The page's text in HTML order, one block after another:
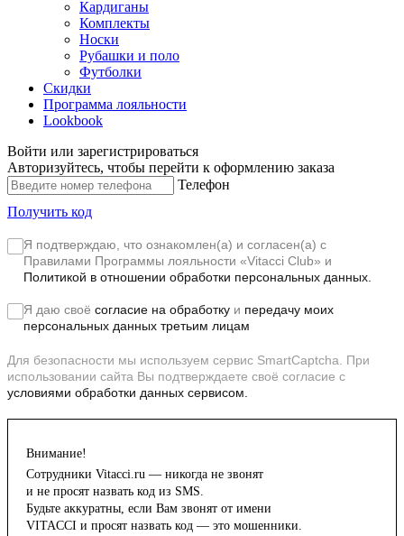
Кардиганы
Комплекты
Носки
Рубашки и поло
Футболки
Скидки
Программа лояльности
Lookbook
Войти или зарегистрироваться
Авторизуйтесь, чтобы перейти к оформлению заказа
Телефон
Получить код
Я подтверждаю, что ознакомлен(а) и согласен(а) с
Правилами Программы лояльности «Vitacci Club» и
Политикой в отношении обработки персональных данных.
Я даю своё согласие на обработку и передачу моих
персональных данных третьим лицам
Для безопасности мы используем сервис SmartCaptcha. При
использовании сайта Вы подтверждаете своё согласие с
условиями обработки данных сервисом.
Внимание!
Сотрудники Vitacci.ru — никогда не звонят
и не просят назвать код из SMS.
Будьте аккуратны, если Вам звонят от имени
VITACCI и просят назвать код — это мошенники.